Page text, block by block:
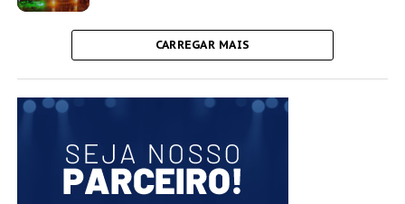
CARREGAR MAIS